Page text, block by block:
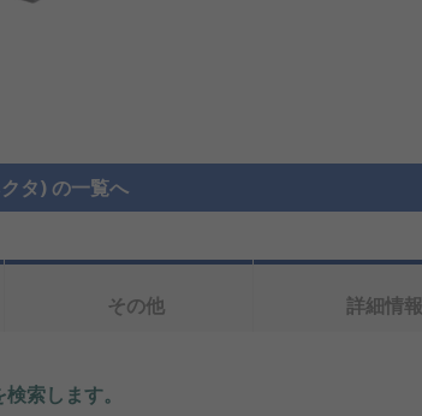
タ) の一覧へ
その他 詳細情報
索します。